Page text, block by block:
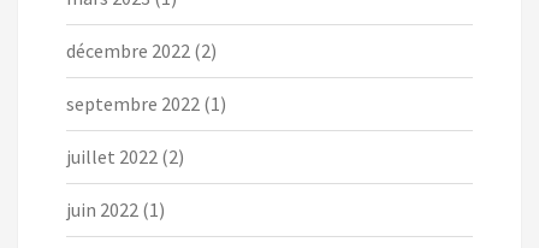
décembre 2022 (2)
septembre 2022 (1)
juillet 2022 (2)
juin 2022 (1)